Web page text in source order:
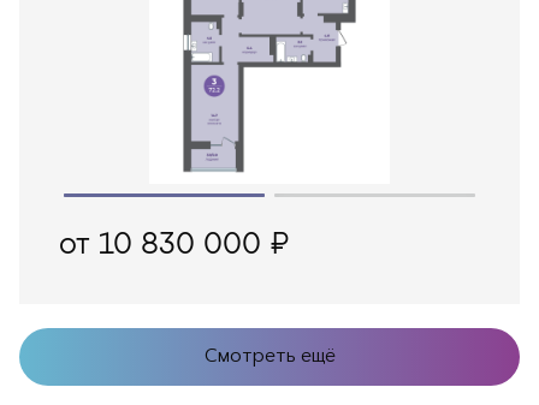
от 10 830 000 ₽
Смотреть ещё